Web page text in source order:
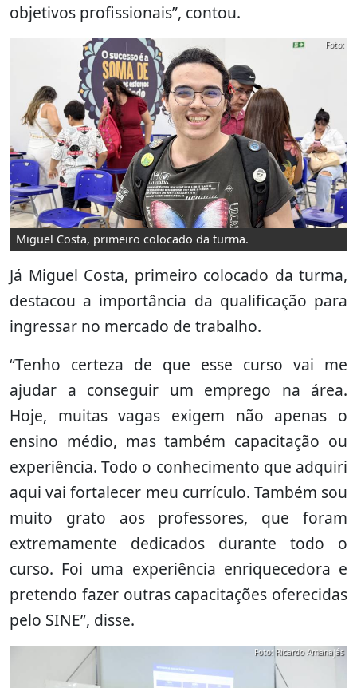
objetivos profissionais”, contou.
Miguel Costa, primeiro colocado da turma.
Foto:
Já Miguel Costa, primeiro colocado da turma,
destacou a importância da qualificação para
ingressar no mercado de trabalho.
“Tenho certeza de que esse curso vai me
ajudar a conseguir um emprego na área.
Hoje, muitas vagas exigem não apenas o
ensino médio, mas também capacitação ou
experiência. Todo o conhecimento que adquiri
aqui vai fortalecer meu currículo. Também sou
muito grato aos professores, que foram
extremamente dedicados durante todo o
curso. Foi uma experiência enriquecedora e
pretendo fazer outras capacitações oferecidas
pelo SINE”, disse.
Foto: Ricardo Amanajás